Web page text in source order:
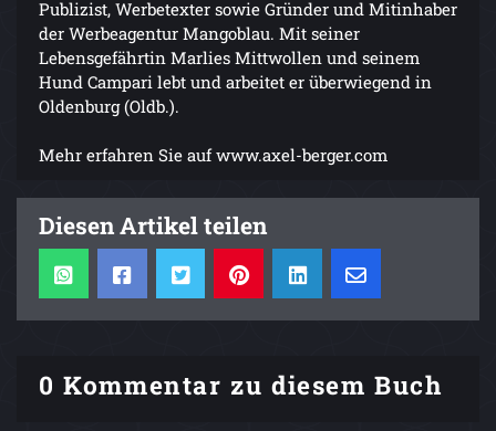
Publizist, Werbetexter sowie Gründer und Mitinhaber
der Werbeagentur Mangoblau. Mit seiner
Lebensgefährtin Marlies Mittwollen und seinem
Hund Campari lebt und arbeitet er überwiegend in
Oldenburg (Oldb.).
Mehr erfahren Sie auf www.axel-berger.com
Diesen Artikel teilen
0 Kommentar zu diesem Buch